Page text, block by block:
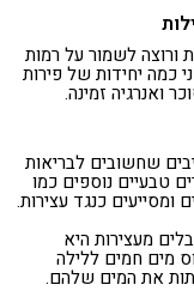
ורוצה לשמור על רמות
כמה יחידות של פירות
ואנרגיה זמינה.
שחשובים לבריאות
טבעיים נוספים כמו
ומסייעים כנגד עצירות.
מעצירות היא
מים חמים ללילה
את המים שלהם.